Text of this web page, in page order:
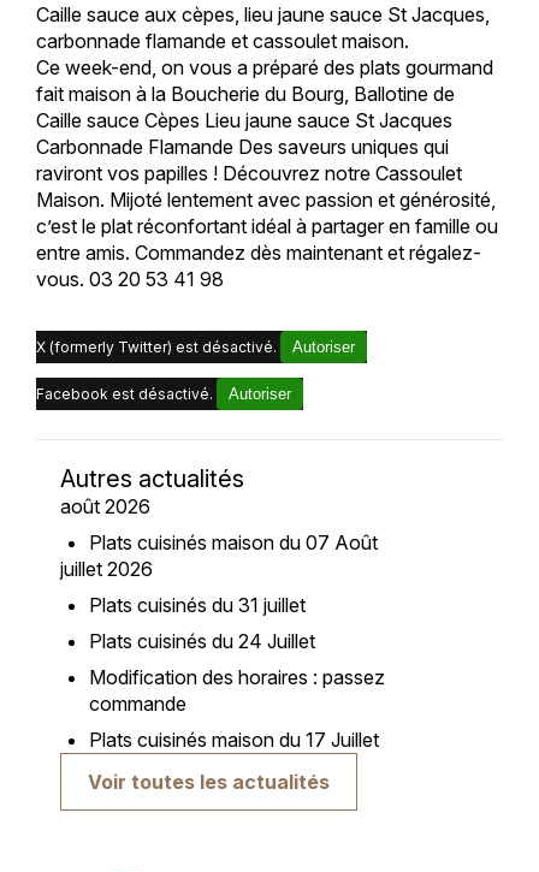
Caille sauce aux cèpes, lieu jaune sauce St Jacques,
carbonnade flamande et cassoulet maison.
Ce week-end, on vous a préparé des plats gourmand
fait maison à la Boucherie du Bourg, Ballotine de
Caille sauce Cèpes Lieu jaune sauce St Jacques
Carbonnade Flamande Des saveurs uniques qui
raviront vos papilles ! Découvrez notre Cassoulet
Maison. Mijoté lentement avec passion et générosité,
c’est le plat réconfortant idéal à partager en famille ou
entre amis. Commandez dès maintenant et régalez-
vous. 03 20 53 41 98
X (formerly Twitter) est désactivé. Autoriser
Facebook est désactivé. Autoriser
Autres actualités
août 2026
Plats cuisinés maison du 07 Août
juillet 2026
Plats cuisinés du 31 juillet
Plats cuisinés du 24 Juillet
Modification des horaires : passez
commande
Plats cuisinés maison du 17 Juillet
Voir toutes les actualités